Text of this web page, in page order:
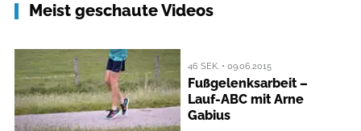
Meist geschaute Videos
46 SEK. • 09.06.2015
Fußgelenksarbeit –
Lauf-ABC mit Arne
Gabius